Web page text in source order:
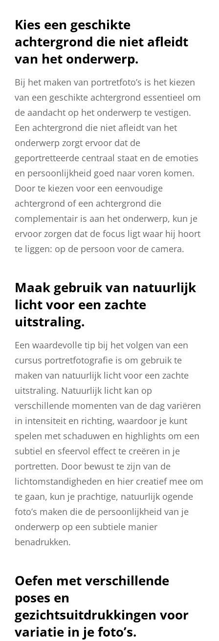
Kies een geschikte
achtergrond die niet afleidt
van het onderwerp.
Bij het maken van portretfoto’s is het kiezen
van een geschikte achtergrond essentieel om
de aandacht op het onderwerp te vestigen.
Een achtergrond die niet afleidt van het
onderwerp zorgt ervoor dat de
geportretteerde centraal staat en de emoties
en persoonlijkheid goed naar voren komen.
Door te kiezen voor een eenvoudige
achtergrond of een achtergrond die
complementair is aan het onderwerp, kun je
ervoor zorgen dat de focus ligt waar hij hoort
te liggen: op de persoon voor de camera.
Maak gebruik van natuurlijk
licht voor een zachte
uitstraling.
Een waardevolle tip bij het volgen van een
cursus portretfotografie is om gebruik te
maken van natuurlijk licht voor een zachte
uitstraling. Natuurlijk licht kan op
verschillende momenten van de dag variëren
in intensiteit en richting, waardoor je kunt
spelen met schaduwen en highlights om een
subtiel en sfeervol effect te creëren in je
portretten. Door bewust te zijn van de
lichtomstandigheden en hier creatief mee om
te gaan, kun je prachtige, natuurlijk ogende
foto’s maken die de persoonlijkheid van je
onderwerp op een subtiele manier
benadrukken.
Oefen met verschillende
poses en
gezichtsuitdrukkingen voor
variatie in je foto’s.